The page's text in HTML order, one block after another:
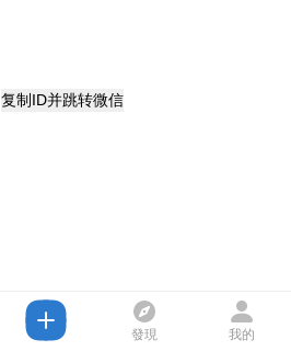
复制ID并跳转微信
發現 我的